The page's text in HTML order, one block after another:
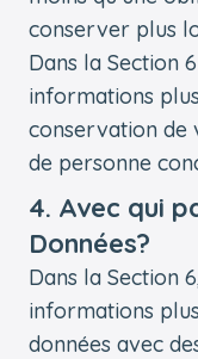
conserver plus
Dans la Section
informations
conservation de
de personne
4. Avec qui
Données?
Dans la Section
informations
données avec